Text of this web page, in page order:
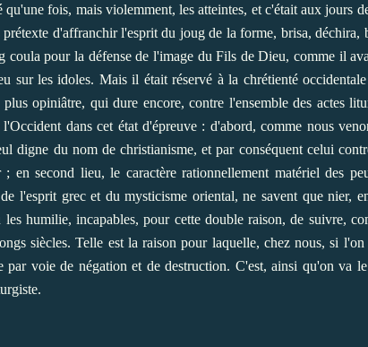
fois, mais violemment, les atteintes, et c'était aux jours
d'affranchir l'esprit du joug de la forme, brisa, déchira,
coula pour la défense de l'image du Fils de Dieu, comme il
sur les idoles. Mais il était réservé à la chrétienté
opiniâtre, qui dure encore, contre l'ensemble des actes
dans cet état d'épreuve : d'abord, comme nous
digne du nom de christianisme, et par conséquent celui
en second lieu, le caractère rationnellement matériel des
l'esprit grec et du mysticisme oriental, ne savent que nier,
humilie, incapables, pour cette double raison, de suivre,
siècles. Telle est la raison pour laquelle, chez nous, si l'on
par voie de négation et de destruction. C'est, ainsi qu'on va